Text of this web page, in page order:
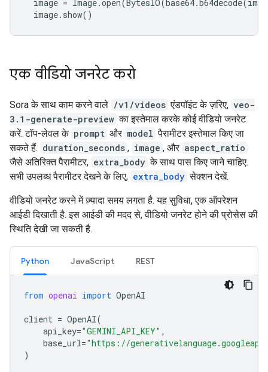
image = Image.open( BytesIO( base64. b64decode(
image. show()
एक वीडियो जनरेट करो
Sora के साथ काम करने वाले /v1/videos एंडपॉइंट के ज़रिए, veo-
3.1-generate-preview का इस्तेमाल करके कोई वीडियो जनरेट
करें. टॉप-लेवल के prompt और model पैरामीटर इस्तेमाल किए जा
सकते हैं. duration_seconds , image , और aspect_ratio
जैसे अतिरिक्त पैरामीटर, extra_body के साथ पास किए जाने चाहिए.
सभी उपलब्ध पैरामीटर देखने के लिए, extra_body सेक्शन देखें.
वीडियो जनरेट करने में ज़्यादा समय लगता है. यह सुविधा, एक ऑपरेशन
आईडी दिखाती है. इस आईडी की मदद से, वीडियो जनरेट होने की प्रोसेस की
स्थिति देखी जा सकती है.
Python JavaScript REST
from openai import OpenAI
client = OpenAI(
api_key="GEMINI_API_KEY" ,
base_url="https://
)